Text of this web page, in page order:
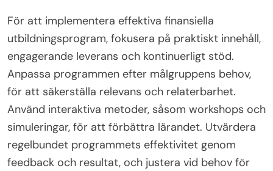
För att implementera effektiva finansiella
utbildningsprogram, fokusera på praktiskt innehåll,
engagerande leverans och kontinuerligt stöd.
Anpassa programmen efter målgruppens behov,
för att säkerställa relevans och relaterbarhet.
Använd interaktiva metoder, såsom workshops och
simuleringar, för att förbättra lärandet. Utvärdera
regelbundet programmets effektivitet genom
feedback och resultat, och justera vid behov för